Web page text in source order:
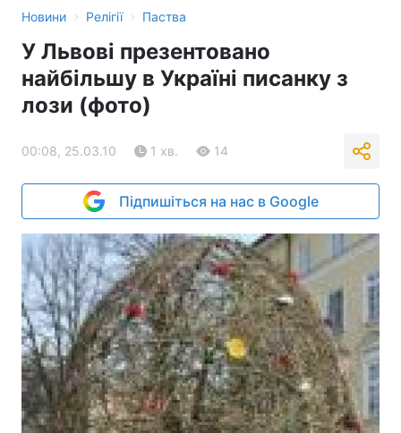
Новини › Релігії › Паства
У Львові презентовано
найбільшу в Україні писанку з
лози (фото)
00:08, 25.03.10 1 хв. 14
Підпишіться на нас в Google